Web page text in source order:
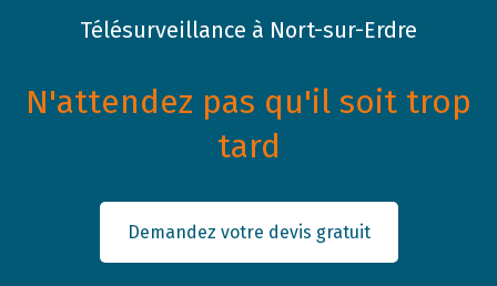
Télésurveillance à Nort-sur-Erdre
N'attendez pas qu'il soit trop
tard
Demandez votre devis gratuit